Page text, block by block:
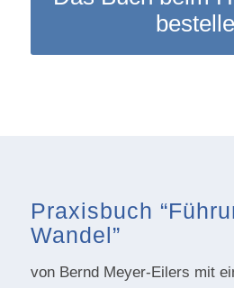
Praxisbuch
Wandel”
von Bernd Meyer-Eilers mit